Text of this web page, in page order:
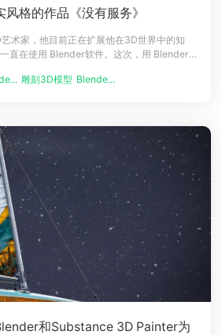
格的作品《没有服务》
术家，他目前正在扩展他在3D世界中的知
直在使用 Blender软件。这次，用 Blender
农场小编一起阅读制作全过程吧！简介嗨！
雕刻3D模型 Blende...
和Substance 3D Painter为